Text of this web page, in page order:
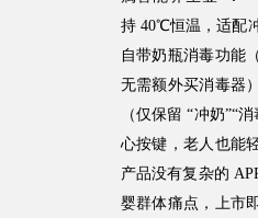
持 40℃恒温，适配
自带奶瓶消毒功能
无需额外买消毒器
（仅保留 “冲奶”“
心按键，老人也能
产品没有复杂的
婴群体痛点，上市